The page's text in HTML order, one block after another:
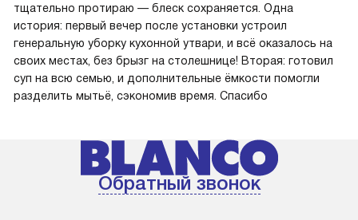
тщательно протираю — блеск сохраняется. Одна
история: первый вечер после установки устроил
генеральную уборку кухонной утвари, и всё оказалось на
своих местах, без брызг на столешнице! Вторая: готовил
суп на всю семью, и дополнительные ёмкости помогли
разделить мытьё, сэкономив время. Спасибо
Обратный звонок